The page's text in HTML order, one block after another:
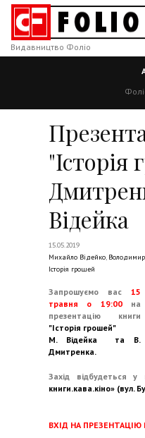
Видавництво Фоліо
Відейка
15.05.2019
Михайло Відейко,
Історія грошей
Запрошуємо вас 15
травня о 19:00на
презентацію книги
"Історія грошей"
М. Відейка та В.
Дмитренка.
Захід відбудеться у
книги.кава.кіно» (вул.
ВХІД НА ПРЕЗЕНТАЦІЮ